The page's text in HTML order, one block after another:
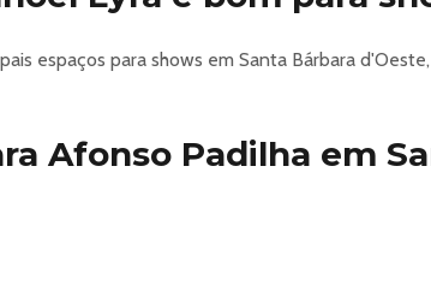
está de volta! O quadro, um dos mais queridos
começo ao fim com os 4 Amigos!
espaços para shows em Santa Bárbara
Afonso Padilha em